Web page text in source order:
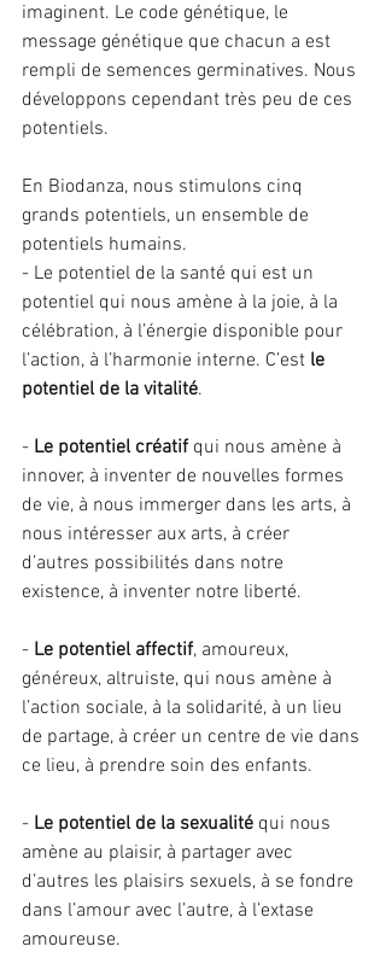
imaginent. Le code génétique, le
message génétique que chacun a est
rempli de semences germinatives. Nous
développons cependant très peu de ces
potentiels.
En Biodanza, nous stimulons cinq
grands potentiels, un ensemble de
potentiels humains.
- Le potentiel de la santé qui est un
potentiel qui nous amène à la joie, à la
célébration, à l’énergie disponible pour
l’action, à l’harmonie interne. C’est le
potentiel de la vitalité.
- Le potentiel créatif qui nous amène à
innover, à inventer de nouvelles formes
de vie, à nous immerger dans les arts, à
nous intéresser aux arts, à créer
d’autres possibilités dans notre
existence, à inventer notre liberté.
- Le potentiel affectif, amoureux,
généreux, altruiste, qui nous amène à
l’action sociale, à la solidarité, à un lieu
de partage, à créer un centre de vie dans
ce lieu, à prendre soin des enfants.
- Le potentiel de la sexualité qui nous
amène au plaisir, à partager avec
d’autres les plaisirs sexuels, à se fondre
dans l’amour avec l’autre, à l’extase
amoureuse.